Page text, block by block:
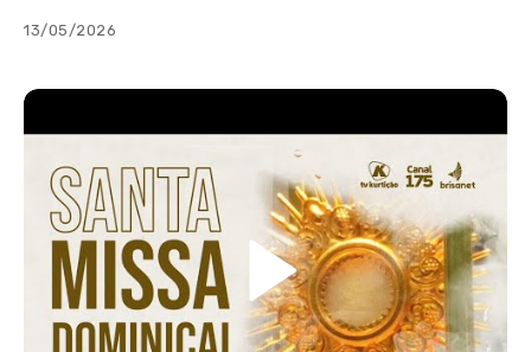
13/05/2026